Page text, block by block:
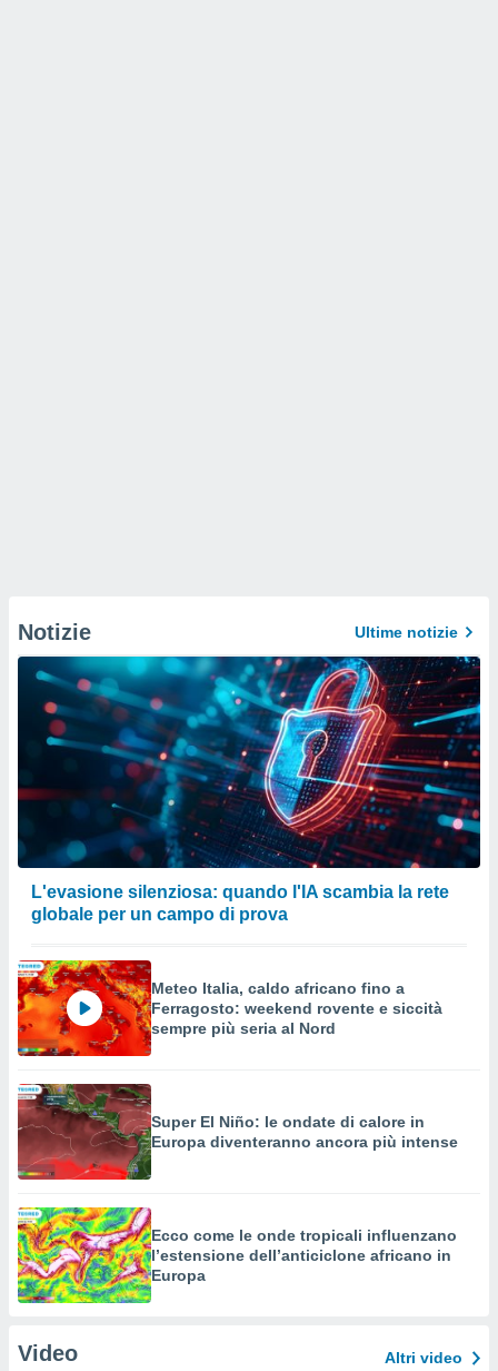
Notizie Ultime notizie
L'evasione silenziosa: quando l'IA scambia la rete
globale per un campo di prova
Meteo Italia, caldo africano fino a
Ferragosto: weekend rovente e siccità
sempre più seria al Nord
Super El Niño: le ondate di calore in
Europa diventeranno ancora più intense
Ecco come le onde tropicali influenzano
l’estensione dell’anticiclone africano in
Europa
Video Altri video